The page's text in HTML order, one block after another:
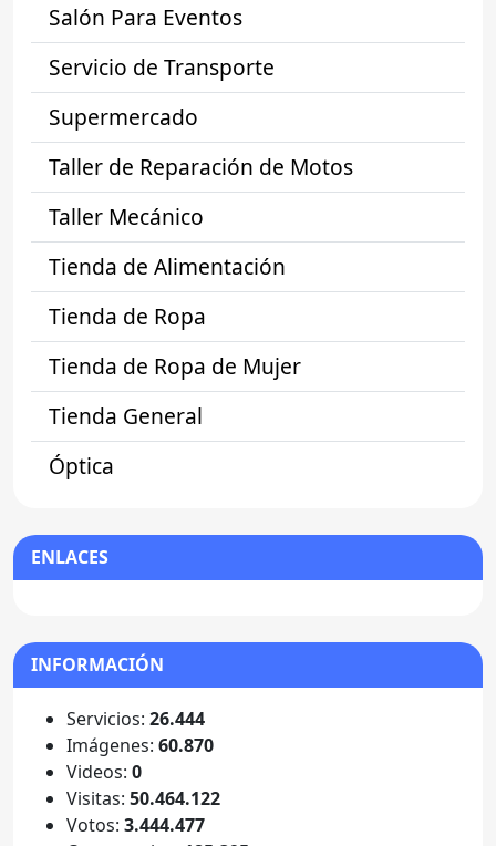
Salón Para Eventos
Servicio de Transporte
Supermercado
Taller de Reparación de Motos
Taller Mecánico
Tienda de Alimentación
Tienda de Ropa
Tienda de Ropa de Mujer
Tienda General
Óptica
ENLACES
INFORMACIÓN
Servicios: 26.444
Imágenes: 60.870
Videos: 0
Visitas: 50.464.122
Votos: 3.444.477